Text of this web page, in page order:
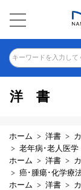
キーワードを入力して
洋書
ホーム 洋書
老年病･老人医学
ホーム
洋書
癌･腫瘍･化学療
ホーム
洋書